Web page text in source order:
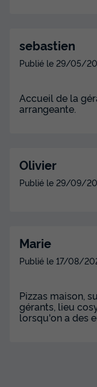
sebastien
Publié le 29/05/
Accueil de la
arrangeante.
Olivier
Publié le 29/09/
Marie
Publié le 17/08/
Pizzas maison,
gérants, lieu
lorsqu'on a des